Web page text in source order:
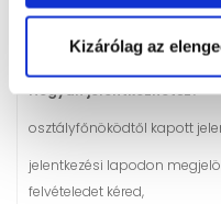
Kizárólag az
eredmények alapján
Hogyan jelentkezhetsz?
osztályfőnöködtől kapott
jelentkezési lapodon
felvételedet kéred,